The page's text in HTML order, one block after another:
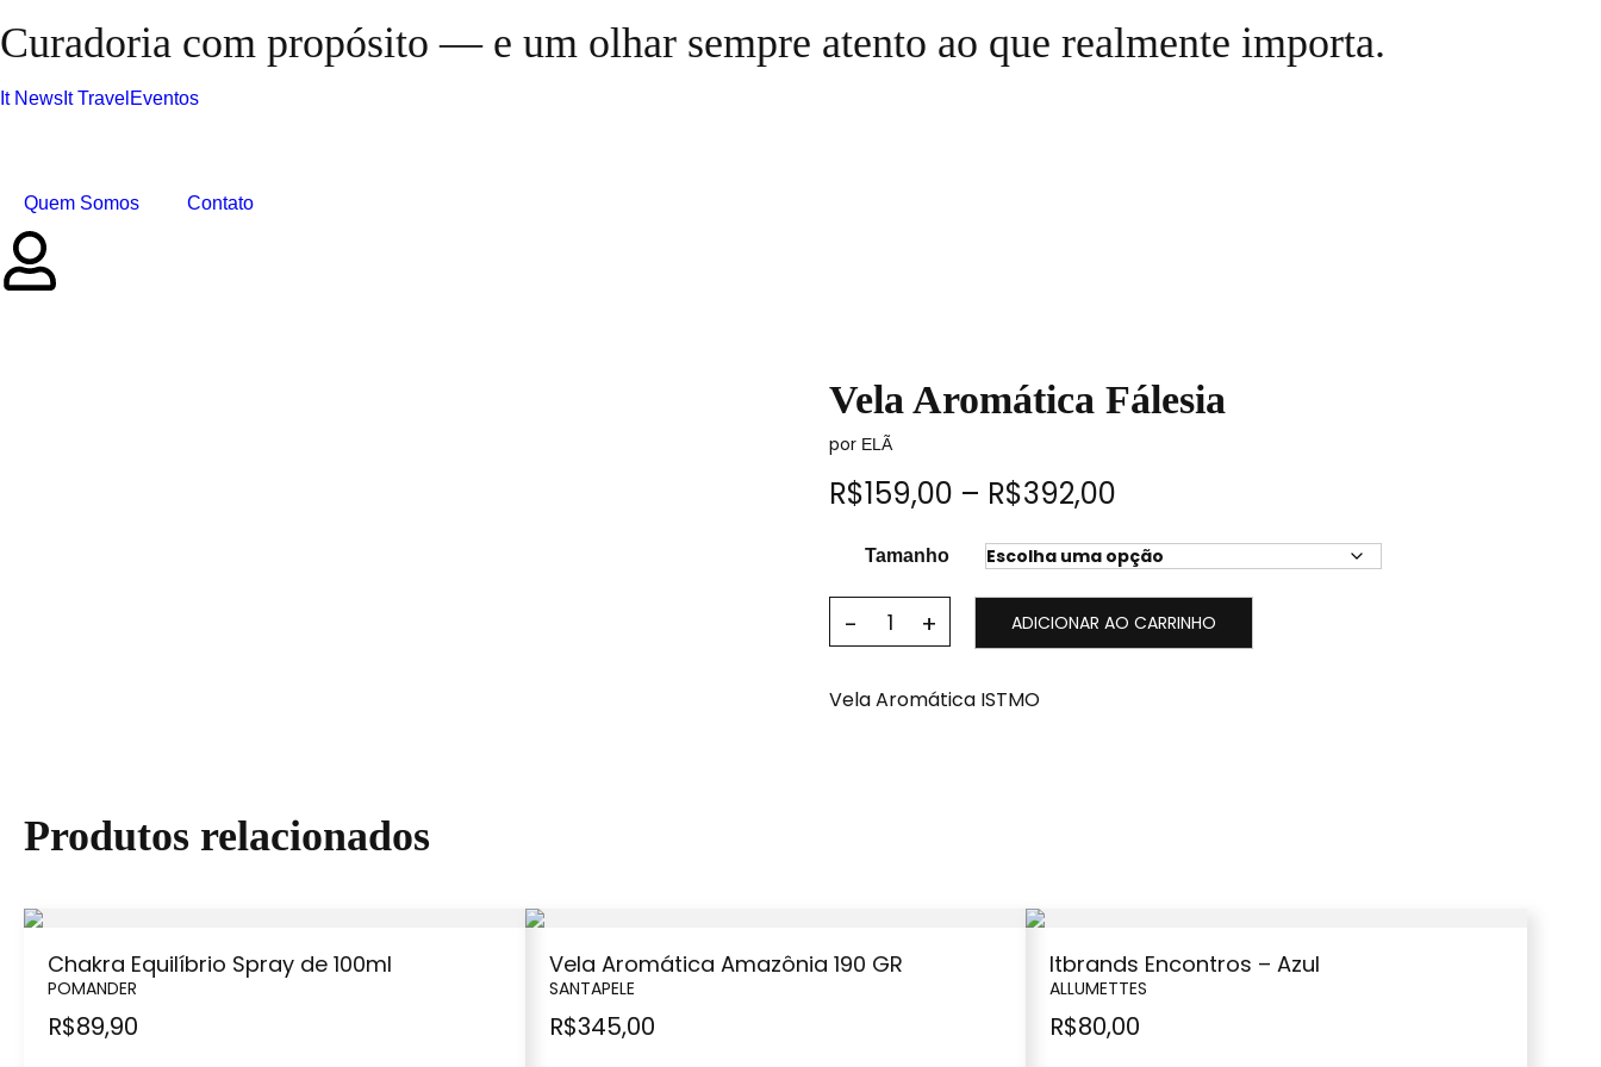
Curadoria com propósito — e um olhar sempre atento ao que realmente importa.
It News It Travel Eventos
Quem Somos Contato
Vela Aromática Fálesia
por ELÃ
R$159,00 – R$392,00
Tamanho
ADICIONAR AO CARRINHO
Vela Aromática ISTMO
Produtos relacionados
Chakra Equilíbrio Spray de 100ml
POMANDER
R$89,90
Vela Aromática Amazônia 190 GR
SANTAPELE
R$345,00
Itbrands Encontros – Azul
ALLUMETTES
R$80,00